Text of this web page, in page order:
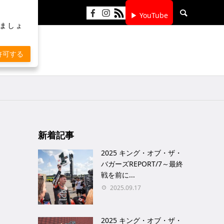
▶ YouTube
新着記事
2025 キング・オブ・ザ・
バガーズREPORT/7～最終
戦を前に...
2025.09.17
2025 キング・オブ・ザ・
しょ
可する